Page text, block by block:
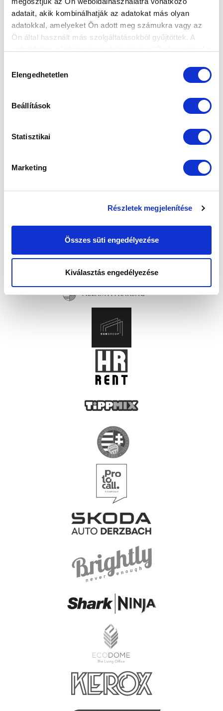
adatait, akik kombinálhatják az adatokat más olyan
adatokkal, amelyeket Ön adott meg számukra vagy az
Ön által használt más szolgáltatásokból gyűjtöttek. A
kiválasztása
Elengedhetetlen
Beállítások
Statisztikai
Marketing
Részletek megjelenítése
Összes süti engedélyezése
Kiválasztás engedélyezése
SZPONZOROK